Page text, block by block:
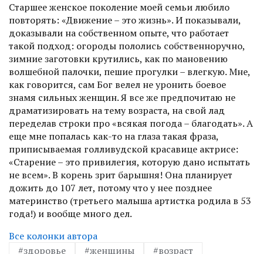
Старшее женское поколение моей семьи любило
повторять: «Движение – это жизнь». И показывали,
доказывали на собственном опыте, что работает
такой подход: огороды пололись собственноручно,
зимние заготовки крутились, как по мановению
волшебной палочки, пешие прогулки – влегкую. Мне,
как говорится, сам Бог велел не уронить боевое
знамя сильных женщин. Я все же предпочитаю не
драматизировать на тему возраста, на свой лад
переделав строки про «всякая погода – благодать». А
еще мне попалась как-то на глаза такая фраза,
приписываемая голливудской красавице актрисе:
«Старение – это привилегия, которую дано испытать
не всем». В корень зрит барышня! Она планирует
дожить до 107 лет, потому что у нее позднее
материнство (третьего малыша артистка родила в 53
года!) и вообще много дел.
Все колонки автора
#здоровье
#женщины #возраст